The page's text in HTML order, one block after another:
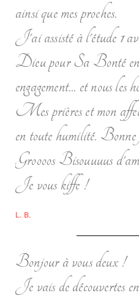
ainsi que mes proches.
J'ai assisté à l'étude 1
Dieu pour Sa Bonté
engagement... et nous les
Mes prières et mon
en toute humilité.
Groooos Bisouuuus
Je vous kiffe !
L. B.
Bonjour à vous deux !
Je vais de découvertes